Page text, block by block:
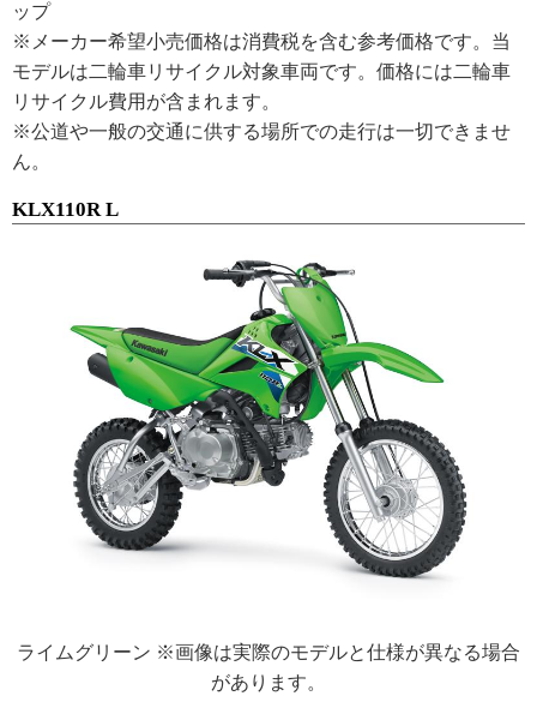
ップ
※メーカー希望小売価格は消費税を含む参考価格です。当
モデルは二輪車リサイクル対象車両です。価格には二輪車
リサイクル費用が含まれます。
※公道や一般の交通に供する場所での走行は一切できませ
ん。
KLX110R L
ライムグリーン ※画像は実際のモデルと仕様が異なる場合
があります。